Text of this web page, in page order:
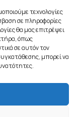
τεχνολογίες
σε πληροφορίες
θα μας επιτρέψει
όπως
σε αυτόν τον
μπορεί να
| ICT Office of